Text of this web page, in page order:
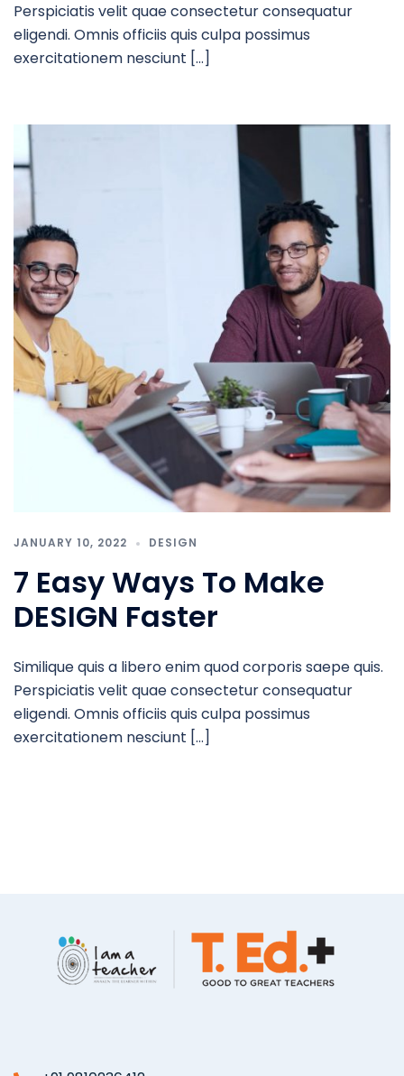
Perspiciatis velit quae consectetur consequatur
eligendi. Omnis officiis quis culpa possimus
exercitationem nesciunt […]
JANUARY 10, 2022 DESIGN
7 Easy Ways To Make
DESIGN Faster
Similique quis a libero enim quod corporis saepe quis.
Perspiciatis velit quae consectetur consequatur
eligendi. Omnis officiis quis culpa possimus
exercitationem nesciunt […]